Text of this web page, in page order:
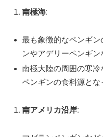
南極海:
最も象徴的なペンギ
ンやアデリーペンギン
南極大陸の周囲の寒
ペンギンの食料源とな
南アメリカ沿岸: